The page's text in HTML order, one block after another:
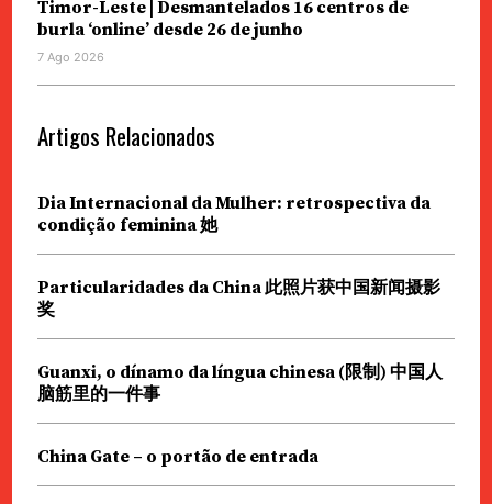
Timor-Leste | Desmantelados 16 centros de
burla ‘online’ desde 26 de junho
7 Ago 2026
Artigos Relacionados
Dia Internacional da Mulher: retrospectiva da
condição feminina 她
Particularidades da China 此照片获中国新闻摄影
奖
Guanxi, o dínamo da língua chinesa (限制) 中国人
脑筋里的一件事
China Gate – o portão de entrada